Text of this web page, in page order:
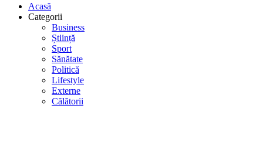
Acasă
Categorii
Business
Știință
Sport
Sănătate
Politică
Lifestyle
Externe
Călătorii